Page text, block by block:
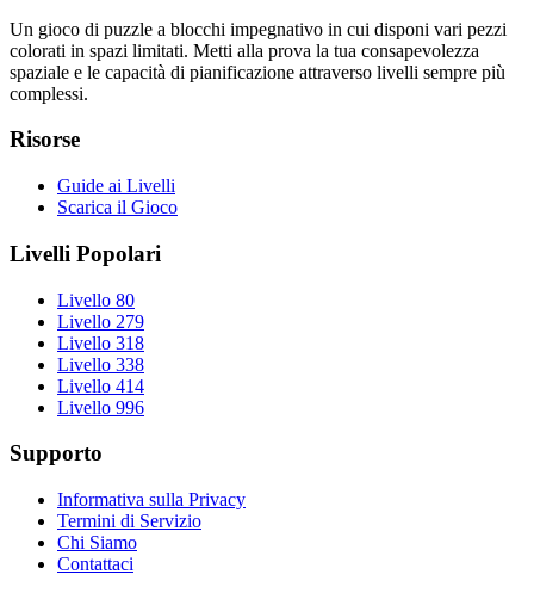
Un gioco di puzzle a blocchi impegnativo in cui disponi vari pezzi
colorati in spazi limitati. Metti alla prova la tua consapevolezza
spaziale e le capacità di pianificazione attraverso livelli sempre più
complessi.
Risorse
Guide ai Livelli
Scarica il Gioco
Livelli Popolari
Livello 80
Livello 279
Livello 318
Livello 338
Livello 414
Livello 996
Supporto
Informativa sulla Privacy
Termini di Servizio
Chi Siamo
Contattaci